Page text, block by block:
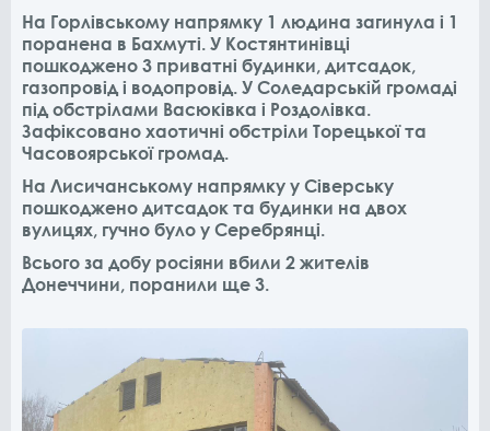
На Горлівському напрямку 1 людина загинула і 1
поранена в Бахмуті. У Костянтинівці
пошкоджено 3 приватні будинки, дитсадок,
газопровід і водопровід. У Соледарській громаді
під обстрілами Васюківка і Роздолівка.
Зафіксовано хаотичні обстріли Торецької та
Часовоярської громад.
На Лисичанському напрямку у Сіверську
пошкоджено дитсадок та будинки на двох
вулицях, гучно було у Серебрянці.
Всього за добу росіяни вбили 2 жителів
Донеччини, поранили ще 3.